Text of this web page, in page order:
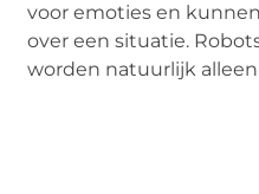
voor emoties en
over een situatie.
worden natuurlijk